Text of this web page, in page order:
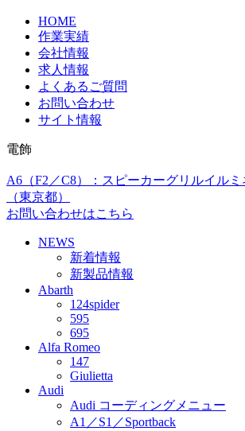
HOME
作業実績
会社情報
求人情報
よくあるご質問
お問い合わせ
サイト情報
電飾
A6（F2／C8）：スピーカーグリルイル
（東京都）
お問い合わせはこちら
NEWS
新着情報
新製品情報
Abarth
124spider
595
695
Alfa Romeo
147
Giulietta
Audi
Audi コーディングメニュー
A1／S1／Sportback